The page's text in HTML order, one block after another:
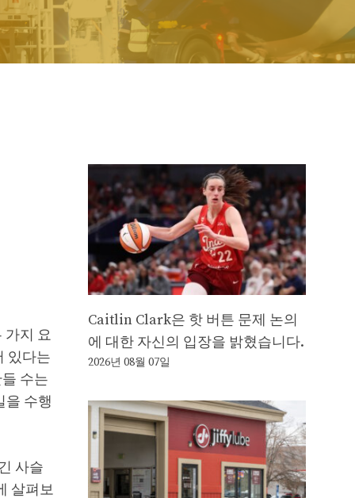
가지 요
있다는
수는
을 수행
사슬
살펴보
Caitlin Clark은 핫 버튼 문제 논의
에 대한 자신의 입장을 밝혔습니다.
2026년 08월 07일